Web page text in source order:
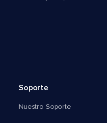
Soporte
Nuestro Soporte